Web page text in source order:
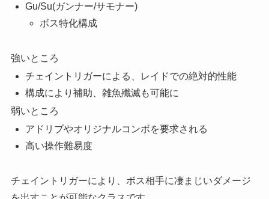
Gu/Su(ガンナー/サモナー)
ボス特化構成
強いところ
チェイントリガーによる、レイドでの絶対的性能
構成により補助、雑魚殲滅も可能に
弱いところ
アドリブやオリジナルコンボを要求される
高い操作難易度
チェイントリガーにより、ボス相手に凄まじいダメージ